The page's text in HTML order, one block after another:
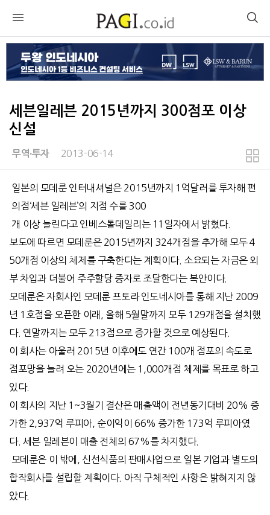
세븐일레븐 2015년까지 300점포 이상
신설
무역∙투자 2013-06-14
본문
일본의 모데룬 인터내셔널은 2015년까지 1억달러를 투자해 편
의점‘세븐 일레븐’의 지점 수를 300
개 이상 늘린다고 인베스톨데일리는 11일자에서 밝혔다.
보도에 따르면 모데룬은 2015년까지 324개점을 추가해 모두 4
50개점 이상의 체제를 구축한다는 계획이다. 소요되는 자금은 외
부 차입과 더불어 주주할당 증자로 조달한다는 복안이다.
모데룬은 자회사인 모데룬 프토라 인도네시아를 통해 지난 2009
년 1호점을 오픈한 이래, 올해 5월말까지 모두 129개점을 설치했
다. 연말까지는 모두 213점으로 증가할 것으로 예상된다.
이 회사는 아울러 2015년 이후에도 연간 100개 점포의 속도로
점포망을 늘려 오는 2020년에는 1,000개점 체제를 목표로 하고
있다.
이 회사의 지난 1~3월기 결산은 매출액이 전년동기대비 20% 증
가한 2,937억 루피아, 순이익이 66% 증가한 173억 루피아였
다. 세븐 일레븐이 매출 전체의 67%를 차지했다.
모데룬은 이 밖에, 신선식품의 판매사업으로 일본 기업과 별도의
합작회사를 설립할 계획이다. 아직 구체적인 사항은 밝혀지지 않
았다.